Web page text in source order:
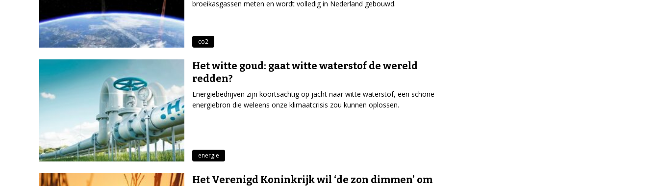
broeikasgassen meten en wordt volledig in Nederland gebouwd.
co2
Het witte goud: gaat witte waterstof de wereld
redden?
Energiebedrijven zijn koortsachtig op jacht naar witte waterstof, een schone
energiebron die weleens onze klimaatcrisis zou kunnen oplossen.
energie
Het Verenigd Koninkrijk wil ‘de zon dimmen’ om